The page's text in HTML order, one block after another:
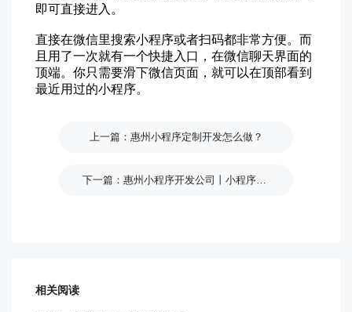
即可直接进入。
直接在微信里搜索小程序或者扫码都非常方便。而
且用了一次就有一个快捷入口，在微信聊天界面的
顶端。你只需要滑下微信页面，就可以在顶部看到
最近用过的小程序。
惠州小程序定制开发怎么做？
惠州小程序开发公司丨小程序开发不要这么选！
相关阅读